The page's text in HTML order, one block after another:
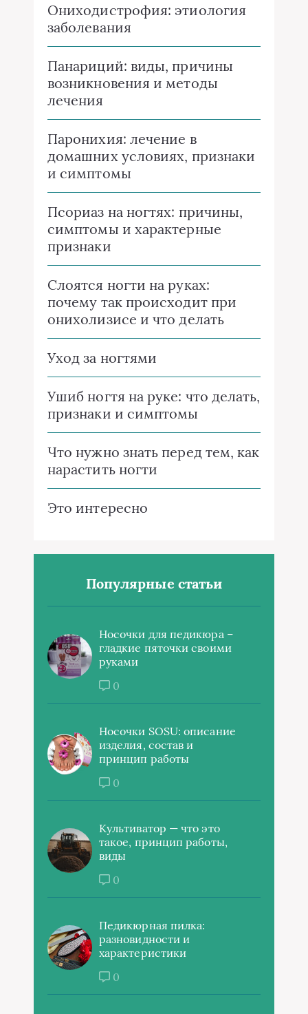
Ониходистрофия: этиология
заболевания
Панариций: виды, причины
возникновения и методы
лечения
Паронихия: лечение в
домашних условиях, признаки
и симптомы
Псориаз на ногтях: причины,
симптомы и характерные
признаки
Слоятся ногти на руках:
почему так происходит при
онихолизисе и что делать
Уход за ногтями
Ушиб ногтя на руке: что делать,
признаки и симптомы
Что нужно знать перед тем, как
нарастить ногти
Это интересно
Популярные статьи
Носочки для педикюра –
гладкие пяточки своими
руками
0
Носочки SOSU: описание
изделия, состав и
принцип работы
0
Культиватор — что это
такое, принцип работы,
виды
0
Педикюрная пилка:
разновидности и
характеристики
0